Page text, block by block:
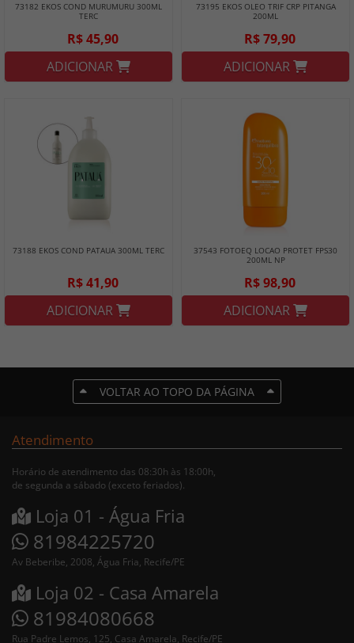
73182 EKOS COND MURUMURU 300ML
TERC
R$ 45,90
ADICIONAR
73195 EKOS OLEO TRIF CRP PITANGA
200ML
R$ 79,90
ADICIONAR
73188 EKOS COND PATAUA 300ML TERC
R$ 41,90
ADICIONAR
37543 FOTOEQ LOCAO PROTET FPS30
200ML NP
R$ 98,90
ADICIONAR
VOLTAR AO TOPO DA PÁGINA
Atendimento
Horário de atendimento das 08:30h às 18:00h,
de segunda a sábado (exceto feriados).
Loja 01 - Água Fria
81984225720
Av Beberibe, 2008, Água Fria, Recife/PE
Loja 02 - Casa Amarela
81984080668
Rua Padre Lemos, 125, Casa Amarela, Recife/PE